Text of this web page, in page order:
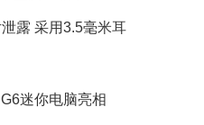
露 采用3.5毫米耳
迷你电脑亮相